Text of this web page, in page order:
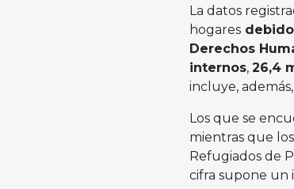
La datos
hogaresdebido
Derechos
internos, 26,4
incluye, además,
Los que se
mientras que
Refugiados de
cifra supone un